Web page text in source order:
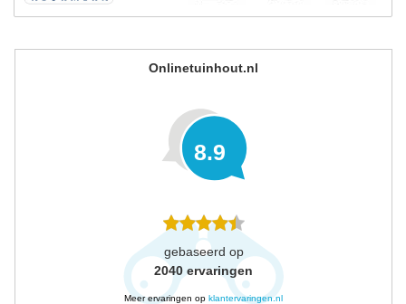
Onlinetuinhout.nl
8.9
gebaseerd op
2040 ervaringen
Meer ervaringen op klantervaringen.nl